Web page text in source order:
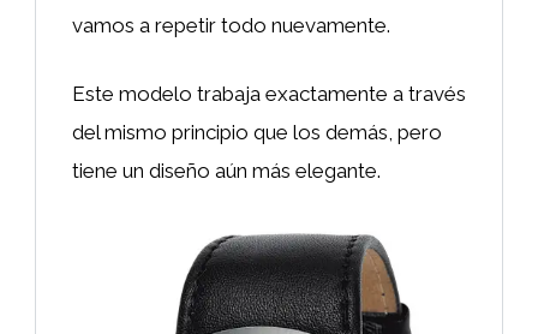
vamos a repetir todo nuevamente.
Este modelo trabaja exactamente a través
del mismo principio que los demás, pero
tiene un diseño aún más elegante.